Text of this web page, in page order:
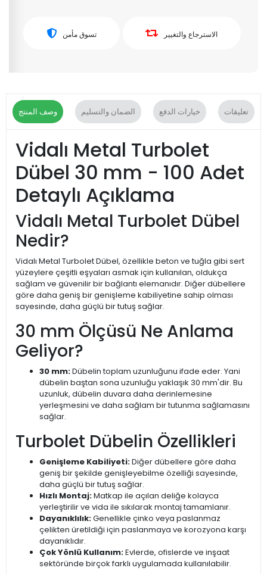
تسوق مأمن الاسترجاع والتغيير
وصف المنتج الضمان والتسليم خيارات الدفع تعليقات
Vidalı Metal Turbolet
Dübel 30 mm - 100 Adet
Detaylı Açıklama
Vidalı Metal Turbolet Dübel
Nedir?
Vidalı Metal Turbolet Dübel, özellikle beton ve tuğla gibi sert
yüzeylere çeşitli eşyaları asmak için kullanılan, oldukça
sağlam ve güvenilir bir bağlantı elemanıdır. Diğer dübellere
göre daha geniş bir genişleme kabiliyetine sahip olması
sayesinde, daha güçlü bir tutuş sağlar.
30 mm Ölçüsü Ne Anlama
Geliyor?
30 mm:Dübelin toplam uzunluğunu ifade eder. Yani
dübelin baştan sona uzunluğu yaklaşık 30 mm'dir. Bu
uzunluk, dübelin duvara daha derinlemesine
yerleşmesini ve daha sağlam bir tutunma sağlamasını
sağlar.
Turbolet Dübelin Özellikleri
Genişleme Kabiliyeti:Diğer dübellere göre daha
geniş bir şekilde genişleyebilme özelliği sayesinde,
daha güçlü bir tutuş sağlar.
Hızlı Montaj:Matkap ile açılan deliğe kolayca
yerleştirilir ve vida ile sıkılarak montaj tamamlanır.
Dayanıklılık:Genellikle çinko veya paslanmaz
çelikten üretildiği için paslanmaya ve korozyona karşı
dayanıklıdır.
Çok Yönlü Kullanım:Evlerde, ofislerde ve inşaat
sektöründe birçok farklı uygulamada kullanılabilir.